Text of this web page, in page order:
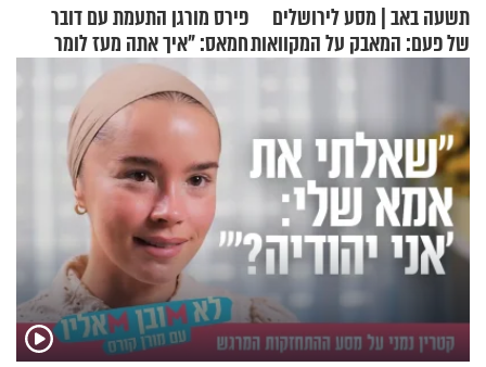
תשעה באב | מסע לירושלים
של פעם: המאבק על המקוואות
פירס מורגן התעמת עם דובר
חמאס: "איך אתה מעז לומר
שלא ביצעתם פשעי מלחמה?!"